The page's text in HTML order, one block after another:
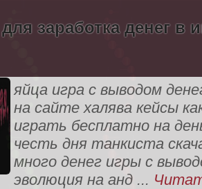
заработка денег в
яйца игра с выводом
на сайте халява кейсы
играть бесплатно на
честь дня танкиста
много денег игры с
эволюция на анд ...